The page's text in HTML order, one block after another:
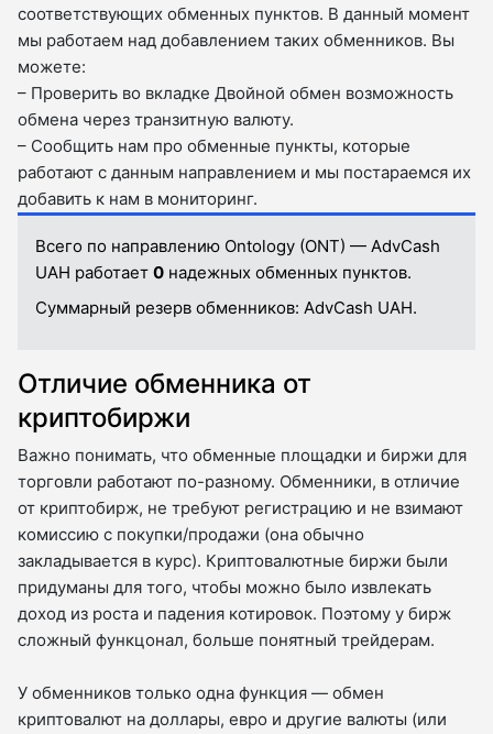
соответствующих обменных пунктов. В данный момент
мы работаем над добавлением таких обменников. Вы
можете:
– Проверить во вкладкe Двойной обмен возможность
обмена через транзитную валюту.
– Сообщить нам про обменные пункты, которые
работают с данным направлением и мы постараемся их
добавить к нам в мониторинг.
Всего по направлению Ontology (ONT) — AdvCash
UAH работает 0 надежных обменных пунктов.
Суммарный резерв обменников: AdvCash UAH.
Отличие обменника от
криптобиржи
Важно понимать, что обменные площадки и биржи для
торговли работают по-разному. Обменники, в отличие
от криптобирж, не требуют регистрацию и не взимают
комиссию с покупки/продажи (она обычно
закладывается в курс). Криптовалютные биржи были
придуманы для того, чтобы можно было извлекать
доход из роста и падения котировок. Поэтому у бирж
сложный функцонал, больше понятный трейдерам.
У обменников только одна функция — обмен
криптовалют на доллары, евро и другие валюты (или